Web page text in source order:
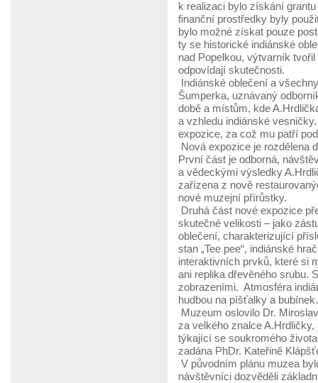
k realizaci bylo získání
finanční prostředky byly
bylo možné získat pouze
ty se historické indiánské
nad Popelkou, výtvarník
odpovídají skutečnosti.
Indiánské oblečení a
Šumperka, uznávaný
době a místům, kde
a vzhledu indiánské
expozice, za což mu patří
Nová expozice je rozdělena
První část je odborná,
a vědeckými výsledky
zařízena z nově
nové muzejní přírůstky.
Druhá část nové expozice
skutečné velikosti – jako
oblečení, charakterizující
stan „Tee pee“, indiánské
interaktivních prvků, které si
ani replika dřevěného srubu.
zobrazeními. Atmosféra
hudbou na píšťalky a bubínek.
Muzeum oslovilo Dr.
za velkého znalce
týkající se soukromého
zadána PhDr. Kateřině
V původním plánu muzea
návštěvníci dozvěděli